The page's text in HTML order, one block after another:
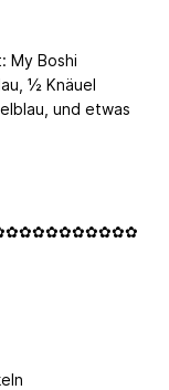
My Boshi
½ Knäuel
und etwas